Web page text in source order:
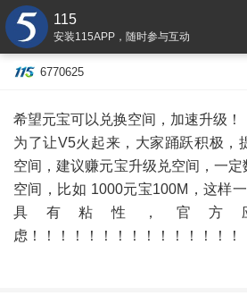
115
安装115APP，随时参与互动
6770625
希望元宝可以兑换空间，加速升级！
为了让V5火起来，大家踊跃积极，
空间，建议赚元宝升级兑空间，一
空间，比如 1000元宝100M，这样
具有粘性，官方
虑！！！！！！！！！！！！！！！